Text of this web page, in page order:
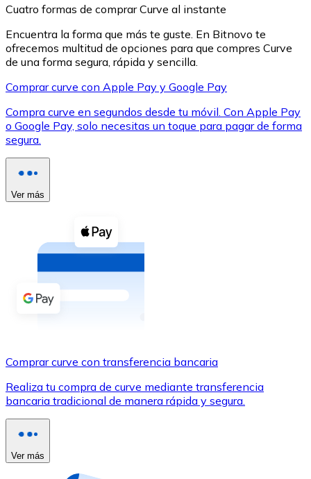
XRP
XRP
Ver todo
Compra criptomonedas con efectivo en tu tienda más
Comprar con efectivo
Transferencia SEPA
Utiliza tarjetas Visa y Mastercard para comprar
Comprar con tarjeta
Cuatro formas de comprar Curve al instante
Encuentra la forma que más te guste. En Bitnovo te
ofrecemos multitud de opciones para que compres Curve
de una forma segura, rápida y sencilla.
Comprar curve con Apple Pay y Google Pay
Compra curve en segundos desde tu móvil. Con Apple Pay
o Google Pay, solo necesitas un toque para pagar de forma
segura.
Ver más
Comprar curve con transferencia bancaria
Realiza tu compra de curve mediante transferencia
bancaria tradicional de manera rápida y segura.
Ver más